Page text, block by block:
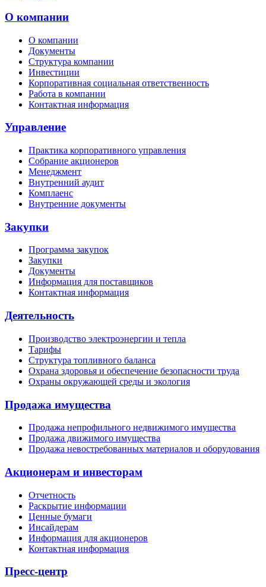
О компании
О компании
Документы
Структура компании
Инвестиции
Корпоративная социальная ответственность
Работа в компании
Контактная информация
Управление
Практика корпоративного управления
Собрание акционеров
Менеджмент
Внутренний аудит
Комплаенс
Внутренние документы
Закупки
Программа закупок
Закупки
Документы
Информация для поставщиков
Контактная информация
Деятельность
Производство электроэнергии и тепла
Тарифы
Структура топливного баланса
Охрана здоровья и обеспечение безопасности труда
Охраны окружающей среды и экология
Продажа имущества
Продажа непрофильного недвижимого имущества
Продажа движимого имущества
Продажа невостребованных материалов и оборудования
Акционерам и инвесторам
Отчетность
Раскрытие информации
Ценные бумаги
Инсайдерам
Информация для акционеров
Контактная информация
Пресс-центр